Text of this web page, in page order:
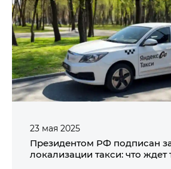
23 мая 2025
Президентом РФ подписан
локализации такси: что ждет